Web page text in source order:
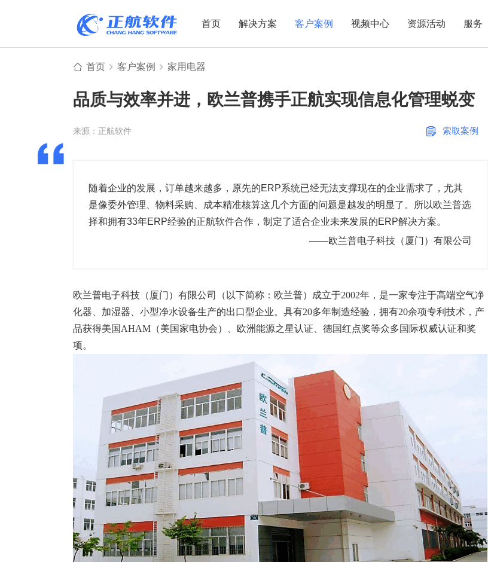
首页 解决方案
设备制造
非标自动化
装备制造
机械行业
五金行业
智能制造
查看更多>
电子贸易
IC贸易行业
项目型接单
批发类销售
工业设备贸易
查看更多>
生产管理
成本核算
财务管理
质量管理
研发管理
进销存管理
查看更多>
APS排程
配置BOM
智能物流
报价接单
交期管理
物料齐套
替代料管理
查看更多>
客户案例
机电设备 家用电器 电子制造
视频中心 资源活动
市场活动
电子书中心
服务
售后服务
正航简介
首页 客户案例 家用电器
品质与效率并进，欧兰普携手正航实现信息化管理蜕变
来源：正航软件 索取案例
随着企业的发展，订单越来越多，原先的ERP系统已经无法支撑现在的企业需求了，尤其
是像委外管理、物料采购、成本精准核算这几个方面的问题是越发的明显了。所以欧兰普选
择和拥有33年ERP经验的正航软件合作，制定了适合企业未来发展的ERP解决方案。
——欧兰普电子科技（厦门）有限公司
欧兰普电子科技（厦门）有限公司（以下简称： 欧兰普）成立于2002年，是一家专注于高端空气净
化器、加湿器、小型净水设备生产的出口型企业。具有20多年制造经验，拥有20余项专利技术，产
品获得美国AHAM（美国家电协会）、欧洲能源之星认证、德国红点奖等众多国际权威认证和奖
项。